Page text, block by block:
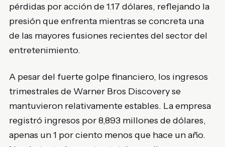
pérdidas por acción de 1.17 dólares, reflejando la
presión que enfrenta mientras se concreta una
de las mayores fusiones recientes del sector del
entretenimiento.
A pesar del fuerte golpe financiero, los ingresos
trimestrales de Warner Bros Discovery se
mantuvieron relativamente estables. La empresa
registró ingresos por 8,893 millones de dólares,
apenas un 1 por ciento menos que hace un año.